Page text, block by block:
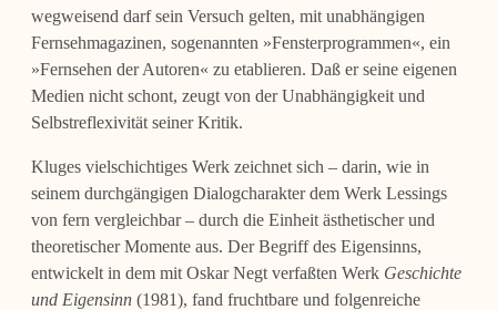
wegweisend darf sein Versuch gelten, mit unabhängigen
Fernsehmaga­zinen, sogenannten »Fensterprogrammen«, ein
»Fernsehen der Autoren« zu etablie­ren. Daß er seine eigenen
Medien nicht schont, zeugt von der Unabhängigkeit und
Selbstreflexivität seiner Kritik.
Kluges vielschichtiges Werk zeichnet sich – darin, wie in
seinem durchgängigen Dialogcharakter dem Werk Lessings
von fern vergleichbar – durch die Einheit äs­thetischer und
theoretischer Momente aus. Der Begriff des Eigensinns,
entwickelt in dem mit Oskar Negt verfaßten Werk Geschichte
und Eigensinn (1981), fand frucht­bare und folgenreiche